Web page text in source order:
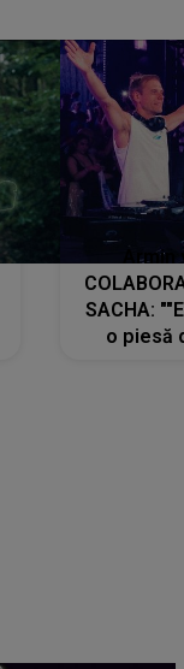
SACHA:
o piesă